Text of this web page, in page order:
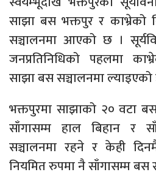
साझा बस भक्तपुर र काभ्रेको
सञ्चालनमा आएको छ ।
जनप्रतिनिधिको पहलमा
साझा बस सञ्चालनमा ल्याइएको
भक्तपुरमा साझाको २० वटा
साँगासम्म हाल बिहान र
सञ्चालनमा रहने र केही
नियमित रुपमा नै साँगासम्म बस